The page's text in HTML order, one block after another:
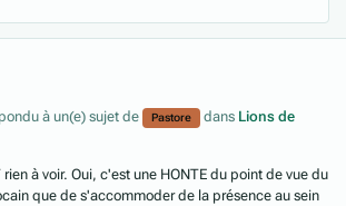
à un(e) sujet de Pastore dans Lions de
du point de vue du
que de s'accommoder de la présence au sein